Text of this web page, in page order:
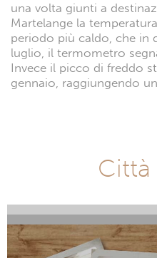
una volta giunti a
Martelange la
periodo più caldo, che in
luglio, il termometro
Invece il picco di freddo
gennaio, raggiungendo